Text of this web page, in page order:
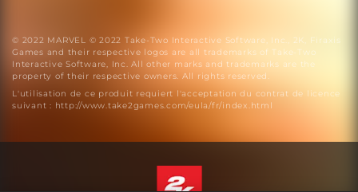
© 2022 MARVEL © 2022 Take-Two Interactive Software, Inc., 2K, Firaxis
Games and their respective logos are all trademarks of Take-Two
Interactive Software, Inc. All other marks and trademarks are the
property of their respective owners. All rights reserved.
L'utilisation de ce produit requiert l'acceptation du contrat de licence
suivant : http://www.take2games.com/eula/fr/index.html